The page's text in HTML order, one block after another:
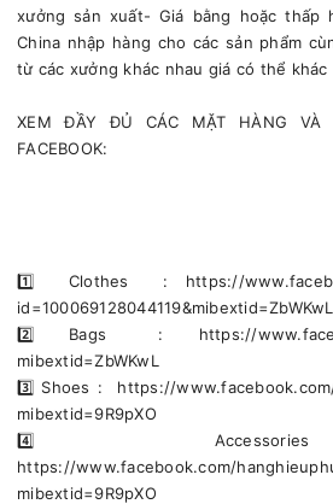
xưởng sản xuất- Giá bằng hoặc thấp
China nhập hàng cho các sản phẩm
từ các xưởng khác nhau giá có thể khác
XEM ĐẦY ĐỦ CÁC MẶT HÀNG VÀ
FACEBOOK:
1️⃣ Clothes : https://
id=100069128044119&mibextid=ZbWKwL
2️⃣ Bags : https://
mibextid=ZbWKwL
3️⃣ Shoes : https://
mibextid=9R9pXO
4️⃣
https://www.facebook.com/
mibextid=9R9pXO